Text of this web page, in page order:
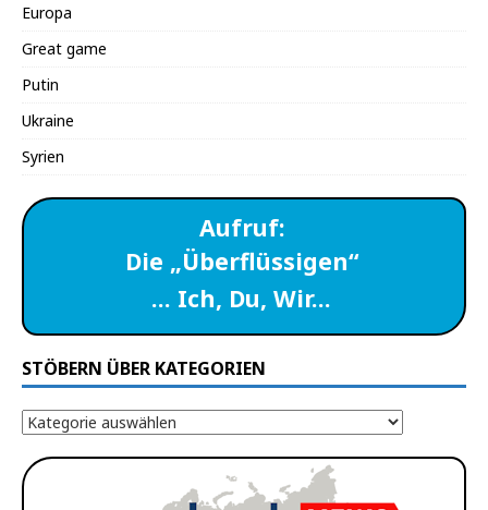
Europa
Great game
Putin
Ukraine
Syrien
Aufruf:
Die „Überflüssigen“
… Ich, Du, Wir…
STÖBERN ÜBER KATEGORIEN